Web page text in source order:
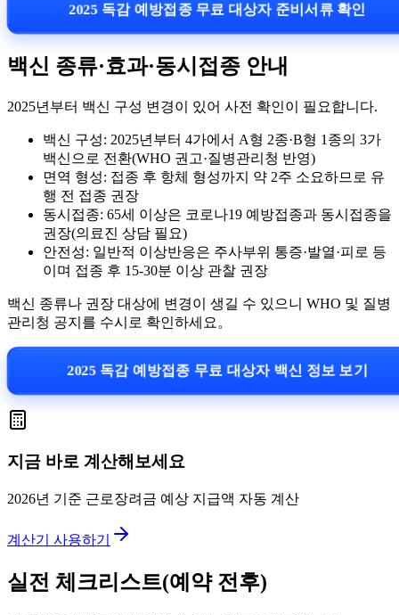
2025 독감 예방접종 무료 대상자 준비서류 확인
백신 종류·효과·동시접종 안내
2025년부터 백신 구성 변경이 있어 사전 확인이 필요합니다.
백신 구성: 2025년부터 4가에서 A형 2종·B형 1종의 3가
백신으로 전환(WHO 권고·질병관리청 반영)
면역 형성: 접종 후 항체 형성까지 약 2주 소요하므로 유
행 전 접종 권장
동시접종: 65세 이상은 코로나19 예방접종과 동시접종을
권장(의료진 상담 필요)
안전성: 일반적 이상반응은 주사부위 통증·발열·피로 등
이며 접종 후 15-30분 이상 관찰 권장
백신 종류나 권장 대상에 변경이 생길 수 있으니 WHO 및 질병
관리청 공지를 수시로 확인하세요。
2025 독감 예방접종 무료 대상자 백신 정보 보기
지금 바로 계산해보세요
2026년 기준 근로장려금 예상 지급액 자동 계산
계산기 사용하기
실전 체크리스트(예약 전후)